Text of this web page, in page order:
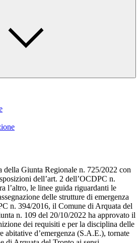
della Giunta Regionale n. 725/2022 con
dell’art. 2 dell’OCDPC n.
l’altro, le linee guida riguardanti le
delle strutture di emergenza
n. 394/2016, il Comune di Arquata del
n. 109 del 20/10/2022 ha approvato il
dei requisiti e per la disciplina delle
abitative d’emergenza (S.A.E.), tornate